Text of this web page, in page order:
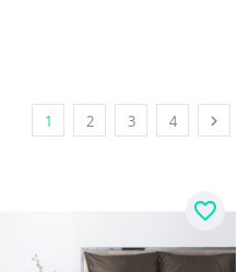
1 2 3 4 
favorite_border